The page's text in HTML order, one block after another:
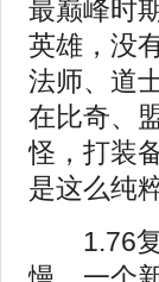
最巅峰时
英雄，没
法师、道
在比奇、
怪，打装
是这么纯粹
1.76复